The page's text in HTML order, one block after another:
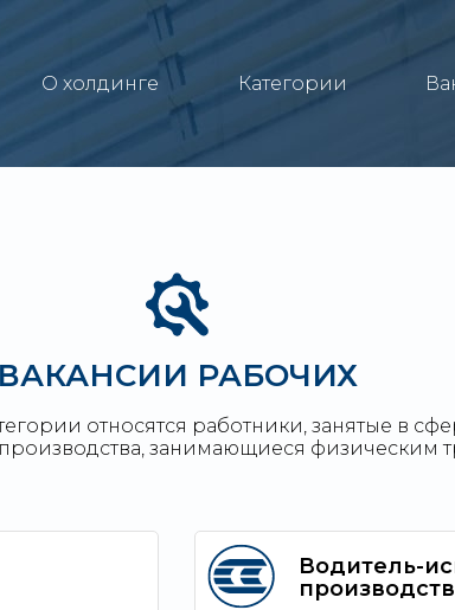
О холдинге Категории
ВАКАНСИИ РАБОЧИХ
относятся работники, занятые в
занимающиеся физическим
Водитель-